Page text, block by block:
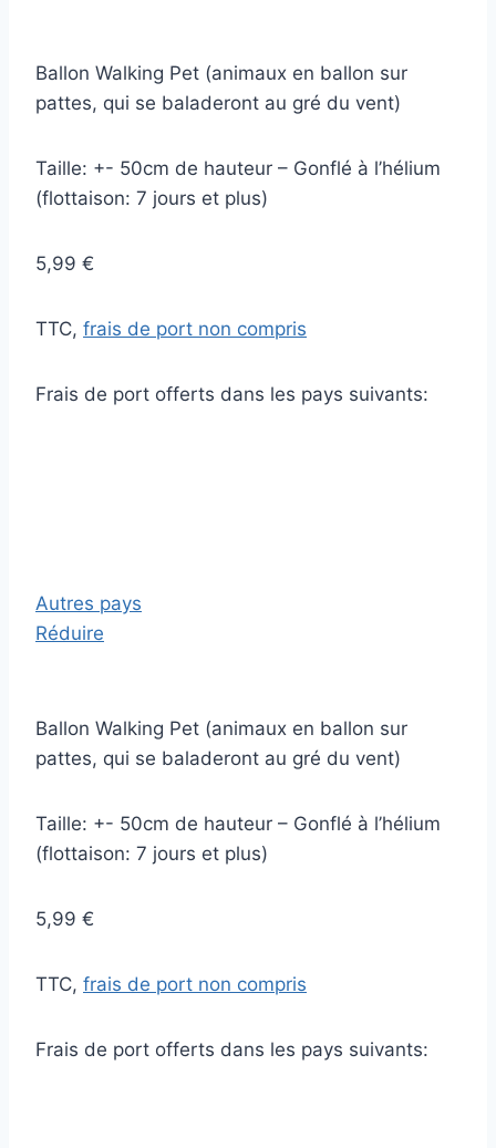
Ballon Walking Pet (animaux en ballon sur
pattes, qui se baladeront au gré du vent)
Taille: +- 50cm de hauteur – Gonflé à l’hélium
(flottaison: 7 jours et plus)
5,99 €
TTC, frais de port non compris
Frais de port offerts dans les pays suivants:
Autres pays
Réduire
Ballon Walking Pet (animaux en ballon sur
pattes, qui se baladeront au gré du vent)
Taille: +- 50cm de hauteur – Gonflé à l’hélium
(flottaison: 7 jours et plus)
5,99 €
TTC, frais de port non compris
Frais de port offerts dans les pays suivants: